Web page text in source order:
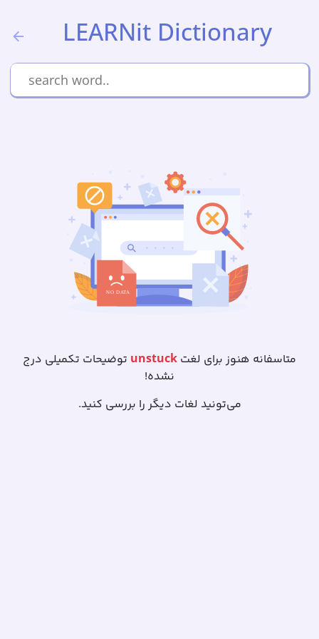
LEARNit Dictionary
متاسفانه هنوز برای لغت unstuck توضیحات تکمیلی درج
نشده!
می‌تونید لغات دیگر را بررسی کنید.